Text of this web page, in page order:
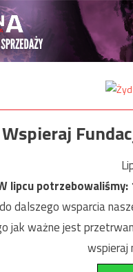
Wspieraj
lipcu potrzebowaliśmy:
dalszego wsparcia
jak ważne jest
wspieraj